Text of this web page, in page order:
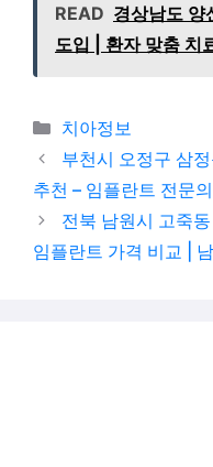
READ 경상남도 양
도입 | 환자 맞춤 치
카테고리
치아정보
부천시 오정구 삼
추천 – 임플란트 전문
전북 남원시 고죽
임플란트 가격 비교 |